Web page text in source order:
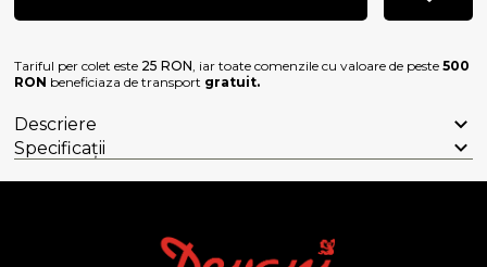
Tariful per colet este 25 RON, iar toate comenzile cu valoare de peste500
RON beneficiaza de transport gratuit.
Descriere
Specificații